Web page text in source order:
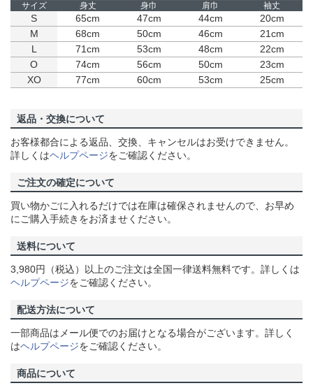
サイズ 身丈 身巾 肩巾 袖丈
S 65cm 47cm 44cm
20cm
M
68cm 50cm 46cm
21cm
L
71cm 53cm 48cm
22cm
O
74cm 56cm 50cm
23cm
XO
77cm 60cm 53cm 25cm
返品・交換について
お客様都合による返品、交換、キャンセルはお受けできません。
詳しくはヘルプページをご確認ください。
ご注文の確定について
買い物かごに入れるだけでは在庫は確保されませんので、お早め
にご購入手続きをお済ませください。
送料について
3,980円（税込）以上のご注文は全国一律送料無料です。詳しくは
ヘルプページをご確認ください。
配送方法について
一部商品はメール便でのお届けとなる場合がございます。詳しく
はヘルプページをご確認ください。
商品について